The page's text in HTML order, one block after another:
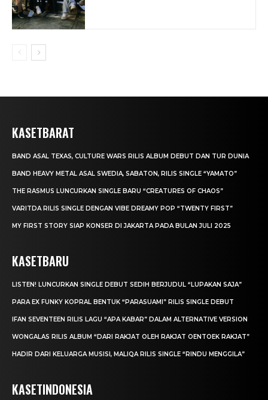
KASETBARAT
BAND ASAL TEXAS, CULTURE WARS RILIS ALBUM DEBUT DAN TUR DUNIA
BAND HEAVY METAL ASAL SWEDIA, SABATON, RILIS SINGLE “YAMATO”
THE RASMUS LUNCURKAN SINGLE BARU “CREATURES OF CHAOS”
VARITDA RILIS SINGLE DENGAN VIBE DREAMY POP “TWENTY FIRST”
MY FIRST STORY SIAP KONSER DI JAKARTA PADA BULAN JULI 2025
KASETBARU
LISTEN! LUNCURKAN SINGLE DEBUT SEDIH BERJUDUL “LUPAKAN SAJA”
PARA EX FUNKY KOPRAL BENTUK “PARASUAMI” RILIS SINGLE DEBUT
IFAN SEVENTEEN RILIS LAGU “APA KABAR” DALAM ALTERNATIVE VERSION
WONGALAS RILIS ALBUM “DARI RAKJAT OLEH RAKJAT OENTOEK RAKJAT”
HADIR DARI KELUARGA MUSISI, MALIQA RILIS SINGLE “RINDU MENGGILA”
KASETINDONESIA